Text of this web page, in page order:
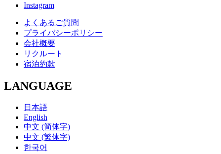
Instagram
よくあるご質問
プライバシーポリシー
会社概要
リクルート
宿泊約款
LANGUAGE
日本語
English
中文 (简体字)
中文 (繁体字)
한국어